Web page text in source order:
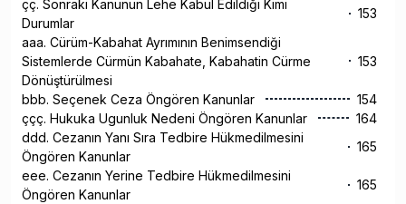
çç. Sonraki Kanunun Lehe Kabul Edildiği Kimi
Durumlar
153
aaa. Cürüm-Kabahat Ayrımının Benimsendiği
Sistemlerde Cürmün Kabahate, Kabahatin Cürme
Dönüştürülmesi
153
bbb. Seçenek Ceza Öngören Kanunlar
154
ççç. Hukuka Ugunluk Nedeni Öngören Kanunlar
164
ddd. Cezanın Yanı Sıra Tedbire Hükmedilmesini
Öngören Kanunlar
165
eee. Cezanın Yerine Tedbire Hükmedilmesini
Öngören Kanunlar
165